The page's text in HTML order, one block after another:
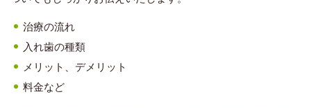
治療の流れ
入れ歯の種類
メリット、デメリット
料金など